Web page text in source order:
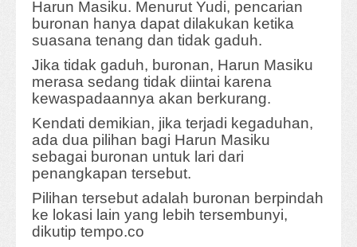
Harun Masiku. Menurut Yudi, pencarian
buronan hanya dapat dilakukan ketika
suasana tenang dan tidak gaduh.
Jika tidak gaduh, buronan, Harun Masiku
merasa sedang tidak diintai karena
kewaspadaannya akan berkurang.
Kendati demikian, jika terjadi kegaduhan,
ada dua pilihan bagi Harun Masiku
sebagai buronan untuk lari dari
penangkapan tersebut.
Pilihan tersebut adalah buronan berpindah
ke lokasi lain yang lebih tersembunyi,
dikutip tempo.co